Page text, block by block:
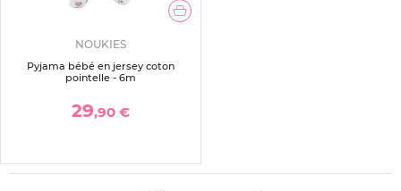
NOUKIES
Pyjama bébé en jersey coton
pointelle - 6m
29,90 €